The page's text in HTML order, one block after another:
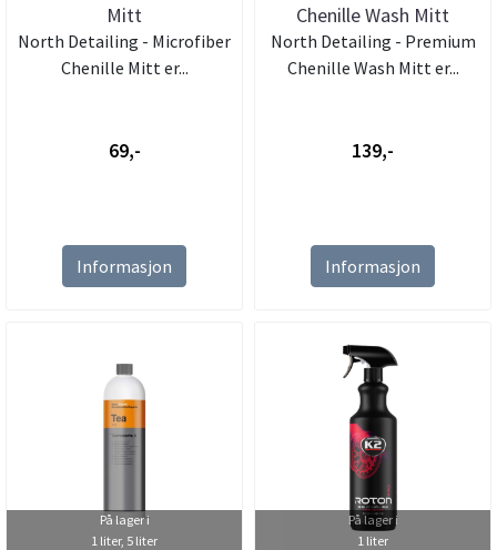
Mitt
North Detailing - Microfiber
Chenille Mitt er...
69,-
Informasjon
Chenille Wash Mitt
North Detailing - Premium
Chenille Wash Mitt er...
139,-
Informasjon
På lager i
1 liter, 5 liter
På lager i
1 liter